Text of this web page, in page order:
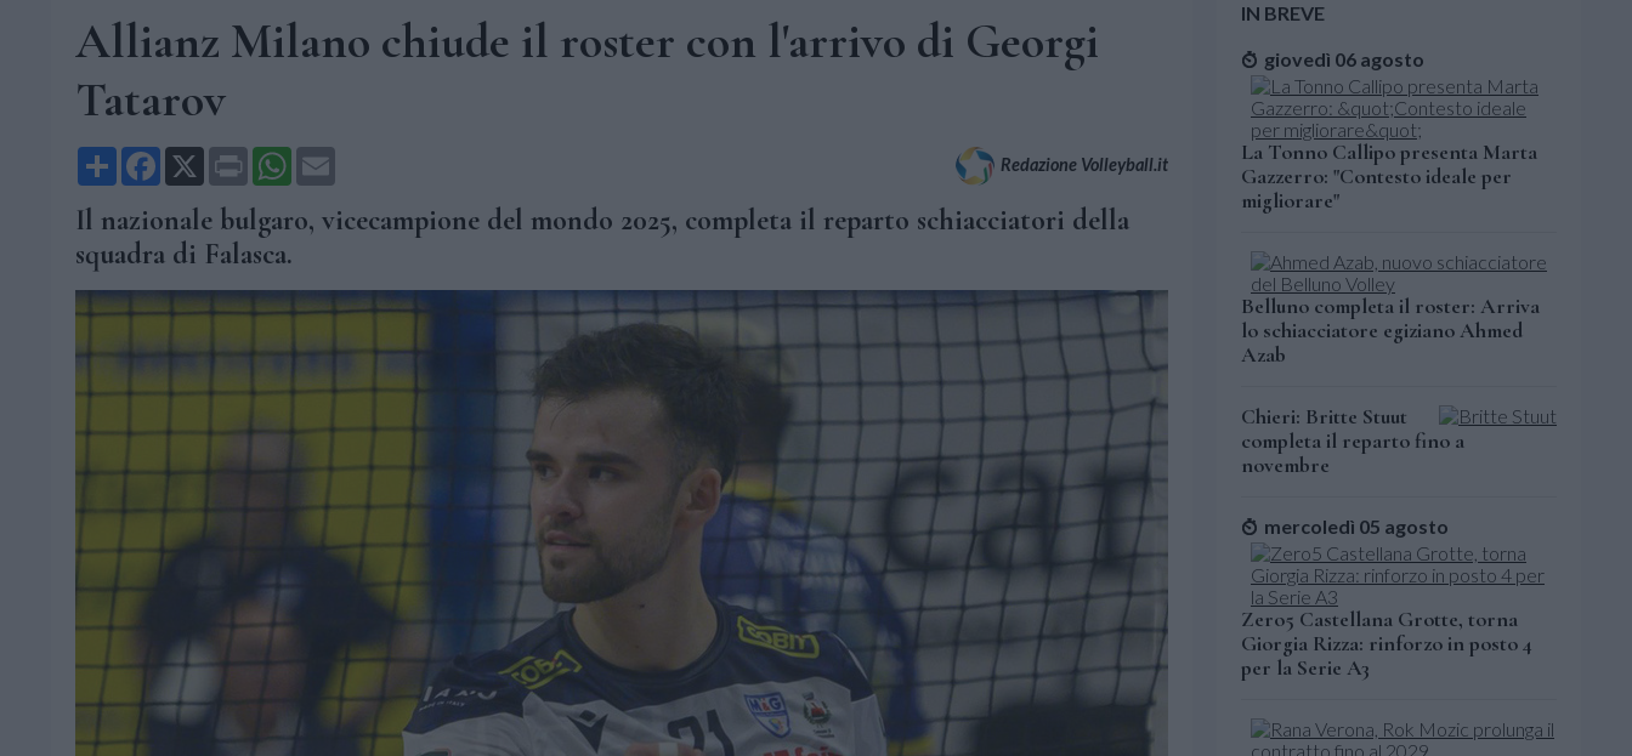
Allianz Milano chiude il roster con l'arrivo di Georgi
Tatarov
Share Facebook
X Print WhatsApp Redazione Volleyball.it
Il nazionale bulgaro, vicecampione del mondo 2025, completa il reparto schiacciatori della
squadra di Falasca.
IN BREVE
giovedì 06 agosto
La Tonno Callipo presenta Marta
Gazzerro: "Contesto ideale per
migliorare"
Belluno completa il roster: Arriva
lo schiacciatore egiziano Ahmed
Azab
Chieri: Britte Stuut
completa il reparto fino a
novembre
mercoledì 05 agosto
Zero5 Castellana Grotte, torna
Giorgia Rizza: rinforzo in posto 4
per la Serie A3